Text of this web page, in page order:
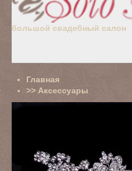
большой свадебный салон
Главная
>> Аксессуары